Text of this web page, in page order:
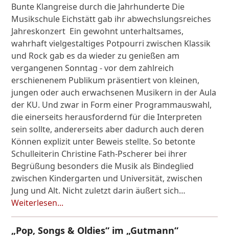
Bunte Klangreise durch die Jahrhunderte Die
Musikschule Eichstätt gab ihr abwechslungsreiches
Jahreskonzert Ein gewohnt unterhaltsames,
wahrhaft vielgestaltiges Potpourri zwischen Klassik
und Rock gab es da wieder zu genießen am
vergangenen Sonntag - vor dem zahlreich
erschienenem Publikum präsentiert von kleinen,
jungen oder auch erwachsenen Musikern in der Aula
der KU. Und zwar in Form einer Programmauswahl,
die einerseits herausfordernd für die Interpreten
sein sollte, andererseits aber dadurch auch deren
Können explizit unter Beweis stellte. So betonte
Schulleiterin Christine Fath-Pscherer bei ihrer
Begrüßung besonders die Musik als Bindeglied
zwischen Kindergarten und Universität, zwischen
Jung und Alt. Nicht zuletzt darin äußert sich…
Weiterlesen...
„Pop, Songs & Oldies“ im „Gutmann“